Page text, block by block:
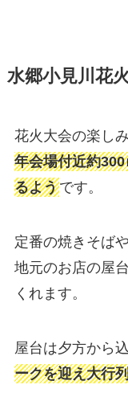
水郷小見川花
花火大会の楽し
年会場付近約
るようです。
定番の焼きそば
地元のお店の屋
くれます。
屋台は夕方から
ークを迎え大行